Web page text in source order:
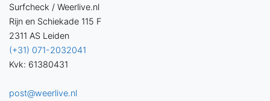
Surfcheck / Weerlive.nl
Rijn en Schiekade 115 F
2311 AS Leiden
(+31) 071-2032041
Kvk: 61380431
post@weerlive.nl